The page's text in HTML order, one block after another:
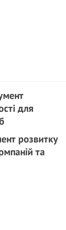
розвитку
та